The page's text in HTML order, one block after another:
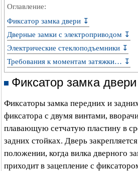
Оглавление:
Фиксатор замка двери ↧
Дверные замки с электроприводом ↧
Электрические стеклоподъемники ↧
Требования к моментам затяжки… ↧
Фиксатор замка двери
Фиксаторы замка передних и
фиксатора с двумя винтами,
плавающую сетчатую пластину в
задних стойках. Дверь
положении, когда вилка дверного
приходит в зацепление с